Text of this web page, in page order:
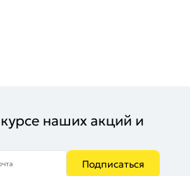
наших акций и
Подписаться